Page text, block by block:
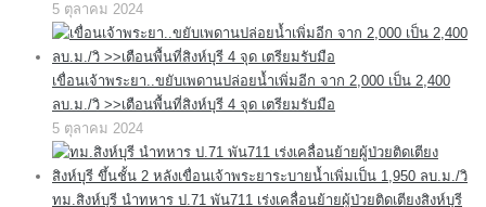
5 ตุลาคม 2024
เขื่อนเจ้าพระยา..ขยับเพดานปล่อยน้ำเพิ่มอีก จาก 2,000 เป็น 2,400
ลบ.ม./วิ >>เตือนพื้นที่สิงห์บุรี 4 จุด เตรียมรับมือ
5 ตุลาคม 2024
ทม.สิงห์บุรี นำทหาร ป.71 พัน711 เร่งเคลื่อนย้ายผู้ป่วยติดเตียงสิงห์บุรี